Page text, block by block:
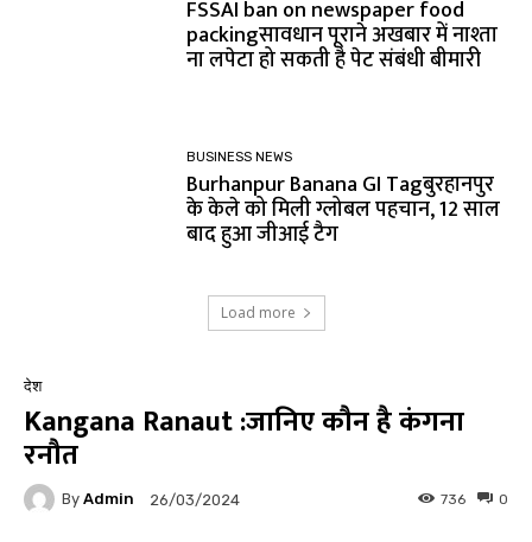
FSSAI ban on newspaper food
packingसावधान पूराने अखबार में नाश्ता
ना लपेटा हो सकती है पेट संबंधी बीमारी
BUSINESS NEWS
Burhanpur Banana GI Tagबुरहानपुर
के केले को मिली ग्लोबल पहचान, 12 साल
बाद हुआ जीआई टैग
Load more
देश
Kangana Ranaut :जानिए कौन है कंगना
रनौत
By Admin 26/03/2024 0
736